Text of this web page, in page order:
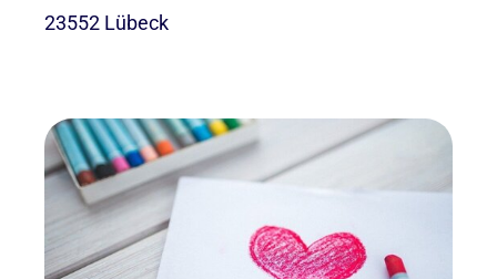
23552 Lübeck